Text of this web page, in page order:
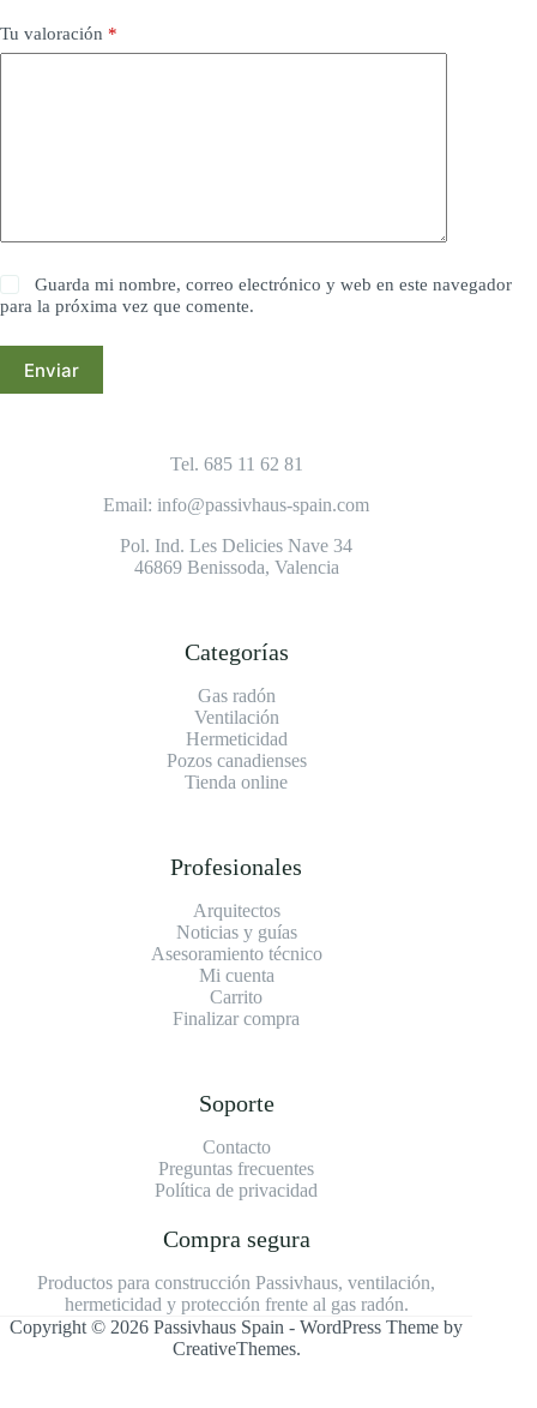
Tu valoración *
Guarda mi nombre, correo electrónico y web en este navegador
para la próxima vez que comente.
Enviar
Tel. 685 11 62 81
Email: info@passivhaus-spain.com
Pol. Ind. Les Delicies Nave 34
46869 Benissoda, Valencia
Categorías
Gas radón
Ventilación
Hermeticidad
Pozos canadienses
Tienda online
Profesionales
Arquitectos
Noticias y guías
Asesoramiento técnico
Mi cuenta
Carrito
Finalizar compra
Soporte
Contacto
Preguntas frecuentes
Política de privacidad
Compra segura
Productos para construcción Passivhaus, ventilación,
hermeticidad y protección frente al gas radón.
Copyright © 2026 Passivhaus Spain - WordPress Theme by
CreativeThemes.